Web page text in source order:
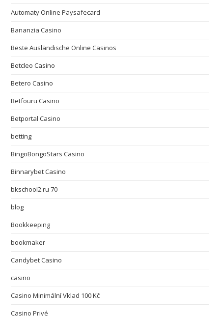
Automaty Online Paysafecard
Bananzia Casino
Beste Ausländische Online Casinos
Betcleo Casino
Betero Casino
Betfouru Casino
Betportal Casino
betting
BingoBongoStars Casino
Binnarybet Casino
bkschool2.ru 70
blog
Bookkeeping
bookmaker
Candybet Casino
casino
Casino Minimální Vklad 100 Kč
Casino Privé